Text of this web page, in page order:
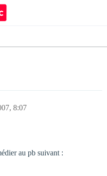
8:07
au pb suivant :